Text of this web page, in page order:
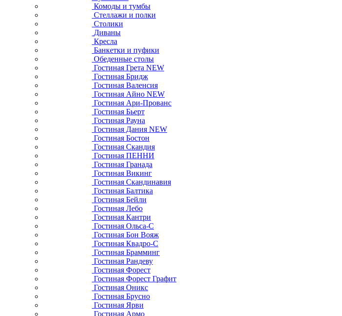
Комоды и тумбы
Стеллажи и полки
Столики
Диваны
Кресла
Банкетки и пуфики
Обеденные столы
Гостиная Грета NEW
Гостиная Бридж
Гостиная Валенсия
Гостиная Айно NEW
Гостиная Ари-Прованс
Гостиная Бьерт
Гостиная Рауна
Гостиная Дания NEW
Гостиная Бостон
Гостиная Скандия
Гостиная ПЕННИ
Гостиная Гранада
Гостиная Викинг
Гостиная Скандинавия
Гостиная Балтика
Гостиная Бейли
Гостиная Лебо
Гостиная Кантри
Гостиная Ольса-С
Гостиная Бон Вояж
Гостиная Квадро-С
Гостиная Брамминг
Гостиная Рандеву
Гостиная Форест
Гостиная Форест Графит
Гостиная Оникс
Гостиная Брусно
Гостиная Ярви
Гостиная Армо